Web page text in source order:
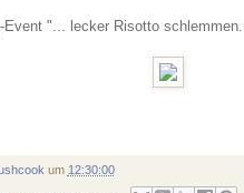
Event "... lecker Risotto
um 12:30:00